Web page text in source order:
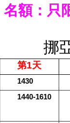
名額：只
挪
第1天
1430
1440-1610